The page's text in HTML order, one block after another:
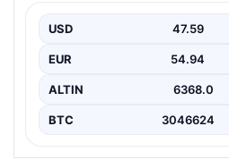
USD 47.59
EUR 54.94
ALTIN 6368.0
BTC 3046624